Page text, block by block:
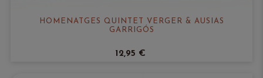
HOMENATGES QUINTET VERGER & AUSIÀS
GARRIGÓS
12,95 €